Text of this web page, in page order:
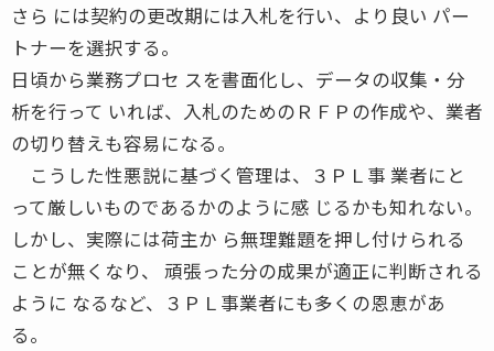
さら には契約の更改期には入札を行い、より良い パー
トナーを選択する。
日頃から業務プロセ スを書面化し、データの収集・分
析を行って いれば、入札のためのＲＦＰの作成や、業者
の切り替えも容易になる。
こうした性悪説に基づく管理は、３ＰＬ事 業者にと
って厳しいものであるかのように感 じるかも知れない。
しかし、実際には荷主か ら無理難題を押し付けられる
ことが無くなり、 頑張った分の成果が適正に判断される
ように なるなど、３ＰＬ事業者にも多くの恩恵があ
る。